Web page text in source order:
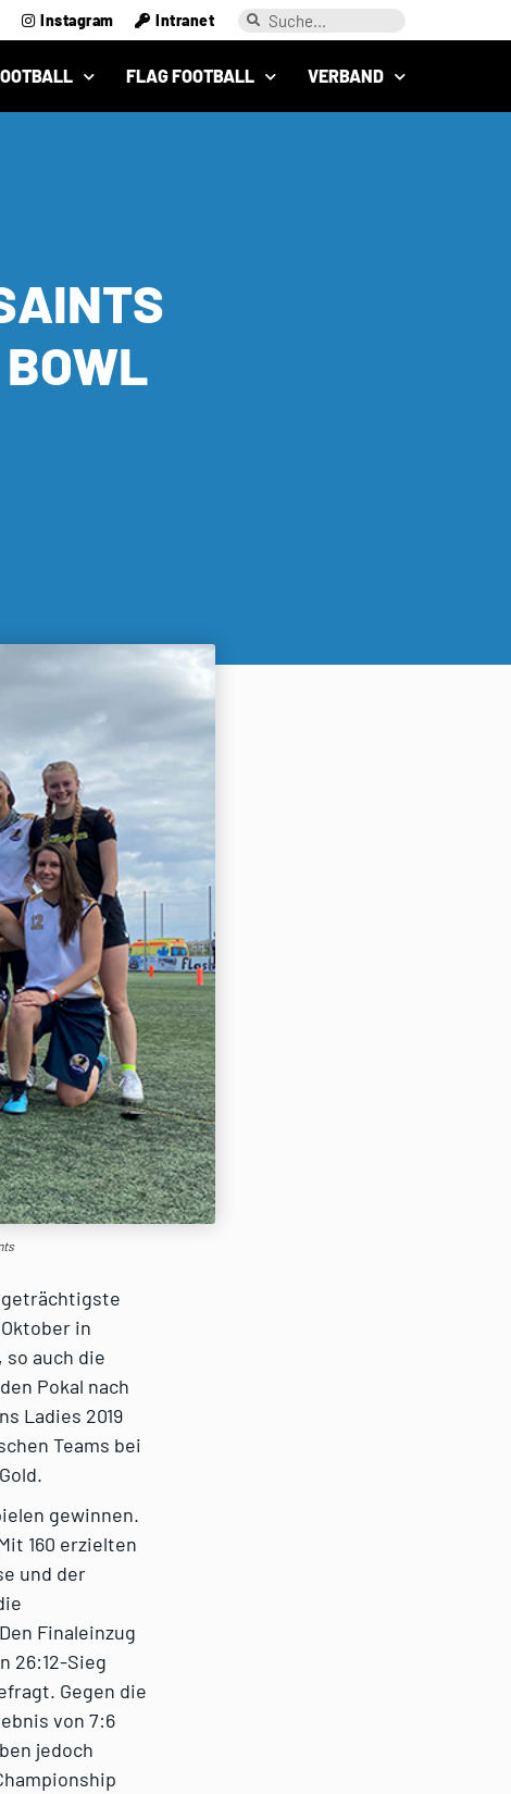
Instagram Intranet
FLAG FOOTBALL VERBAND
in
auch die
Pokal nach
Ladies 2019
Teams bei
gewinnen.
160 erzielten
und der
Finaleinzug
26:12-Sieg
Gegen die
von 7:6
jedoch